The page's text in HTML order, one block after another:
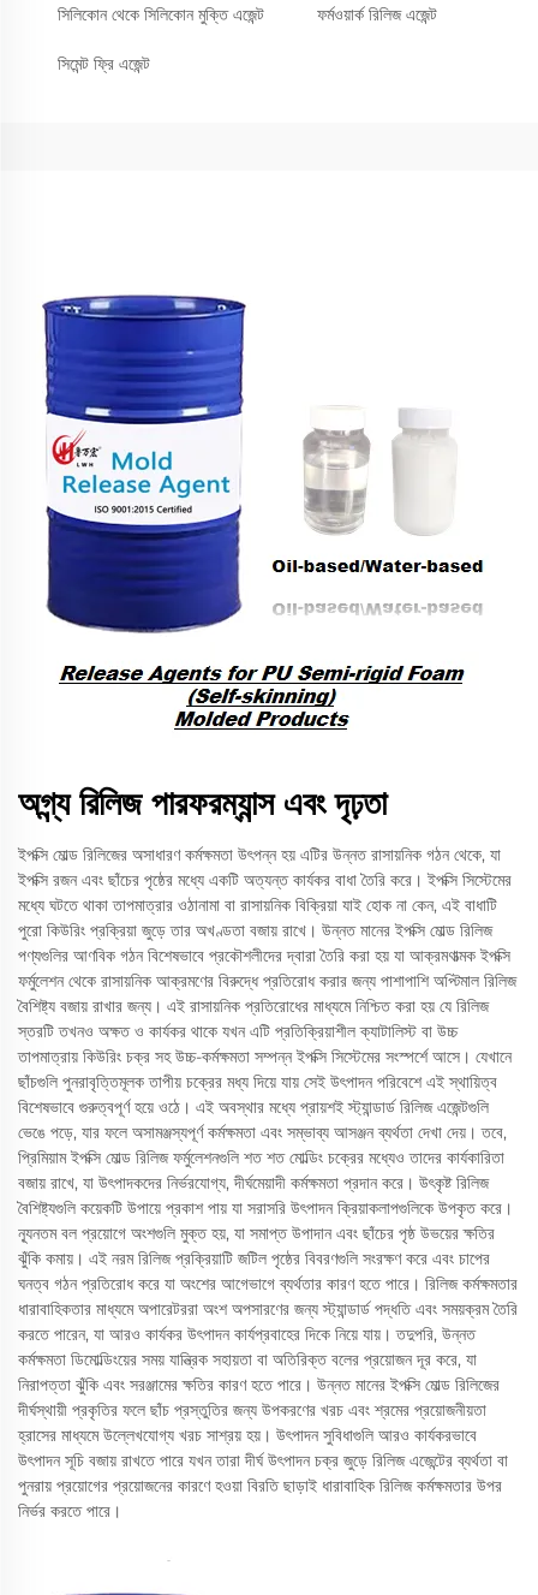
সিলিকোন থেকে সিলিকোন মুক্তি এজেন্ট ফর্মওয়ার্ক রিলিজ এজেন্ট
সিমেন্ট ফ্রি এজেন্ট
অগ্ন্য রিলিজ পারফরম্যান্স এবং দৃঢ়তা
ইপক্সি মোল্ড রিলিজের অসাধারণ কর্মক্ষমতা উৎপন্ন হয় এটির উন্নত রাসায়নিক গঠন থেকে, যা
ইপক্সি রজন এবং ছাঁচের পৃষ্ঠের মধ্যে একটি অত্যন্ত কার্যকর বাধা তৈরি করে। ইপক্সি সিস্টেমের
মধ্যে ঘটতে থাকা তাপমাত্রার ওঠানামা বা রাসায়নিক বিক্রিয়া যাই হোক না কেন, এই বাধাটি
পুরো কিউরিং প্রক্রিয়া জুড়ে তার অখণ্ডতা বজায় রাখে। উন্নত মানের ইপক্সি মোল্ড রিলিজ
পণ্যগুলির আণবিক গঠন বিশেষভাবে প্রকৌশলীদের দ্বারা তৈরি করা হয় যা আক্রমণাত্মক ইপক্সি
ফর্মুলেশন থেকে রাসায়নিক আক্রমণের বিরুদ্ধে প্রতিরোধ করার জন্য পাশাপাশি অপ্টিমাল রিলিজ
বৈশিষ্ট্য বজায় রাখার জন্য। এই রাসায়নিক প্রতিরোধের মাধ্যমে নিশ্চিত করা হয় যে রিলিজ
স্তরটি তখনও অক্ষত ও কার্যকর থাকে যখন এটি প্রতিক্রিয়াশীল ক্যাটালিস্ট বা উচ্চ
তাপমাত্রায় কিউরিং চক্র সহ উচ্চ-কর্মক্ষমতা সম্পন্ন ইপক্সি সিস্টেমের সংস্পর্শে আসে। যেখানে
ছাঁচগুলি পুনরাবৃত্তিমূলক তাপীয় চক্রের মধ্য দিয়ে যায় সেই উৎপাদন পরিবেশে এই স্থায়িত্ব
বিশেষভাবে গুরুত্বপূর্ণ হয়ে ওঠে। এই অবস্থার মধ্যে প্রায়শই স্ট্যান্ডার্ড রিলিজ এজেন্টগুলি
ভেঙে পড়ে, যার ফলে অসামঞ্জস্যপূর্ণ কর্মক্ষমতা এবং সম্ভাব্য আসঞ্জন ব্যর্থতা দেখা দেয়। তবে,
প্রিমিয়াম ইপক্সি মোল্ড রিলিজ ফর্মুলেশনগুলি শত শত মোল্ডিং চক্রের মধ্যেও তাদের কার্যকারিতা
বজায় রাখে, যা উৎপাদকদের নির্ভরযোগ্য, দীর্ঘমেয়াদী কর্মক্ষমতা প্রদান করে। উৎকৃষ্ট রিলিজ
বৈশিষ্ট্যগুলি কয়েকটি উপায়ে প্রকাশ পায় যা সরাসরি উৎপাদন ক্রিয়াকলাপগুলিকে উপকৃত করে।
ন্যূনতম বল প্রয়োগে অংশগুলি মুক্ত হয়, যা সমাপ্ত উপাদান এবং ছাঁচের পৃষ্ঠ উভয়ের ক্ষতির
ঝুঁকি কমায়। এই নরম রিলিজ প্রক্রিয়াটি জটিল পৃষ্ঠের বিবরণগুলি সংরক্ষণ করে এবং চাপের
ঘনত্ব গঠন প্রতিরোধ করে যা অংশের আগেভাগে ব্যর্থতার কারণ হতে পারে। রিলিজ কর্মক্ষমতার
ধারাবাহিকতার মাধ্যমে অপারেটররা অংশ অপসারণের জন্য স্ট্যান্ডার্ড পদ্ধতি এবং সময়ক্রম তৈরি
করতে পারেন, যা আরও কার্যকর উৎপাদন কার্যপ্রবাহের দিকে নিয়ে যায়। তদুপরি, উন্নত
কর্মক্ষমতা ডিমোল্ডিংয়ের সময় যান্ত্রিক সহায়তা বা অতিরিক্ত বলের প্রয়োজন দূর করে, যা
নিরাপত্তা ঝুঁকি এবং সরঞ্জামের ক্ষতির কারণ হতে পারে। উন্নত মানের ইপক্সি মোল্ড রিলিজের
দীর্ঘস্থায়ী প্রকৃতির ফলে ছাঁচ প্রস্তুতির জন্য উপকরণের খরচ এবং শ্রমের প্রয়োজনীয়তা
হ্রাসের মাধ্যমে উল্লেখযোগ্য খরচ সাশ্রয় হয়। উৎপাদন সুবিধাগুলি আরও কার্যকরভাবে
উৎপাদন সূচি বজায় রাখতে পারে যখন তারা দীর্ঘ উৎপাদন চক্র জুড়ে রিলিজ এজেন্টের ব্যর্থতা বা
পুনরায় প্রয়োগের প্রয়োজনের কারণে হওয়া বিরতি ছাড়াই ধারাবাহিক রিলিজ কর্মক্ষমতার উপর
নির্ভর করতে পারে।